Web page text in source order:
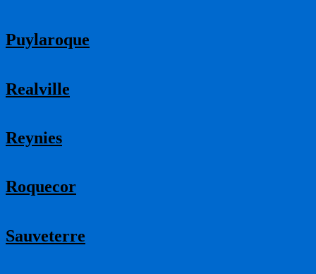
Puylaroque
Realville
Reynies
Roquecor
Sauveterre